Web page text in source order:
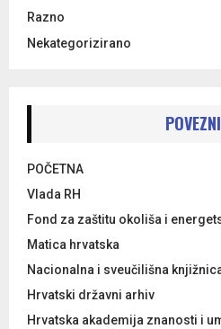
Razno
Nekategorizirano
POČETNA
Vlada RH
Fond za zaštitu okoliša i
Matica hrvatska
Nacionalna i sveučilišna
Hrvatski državni arhiv
Hrvatska akademija znanosti i